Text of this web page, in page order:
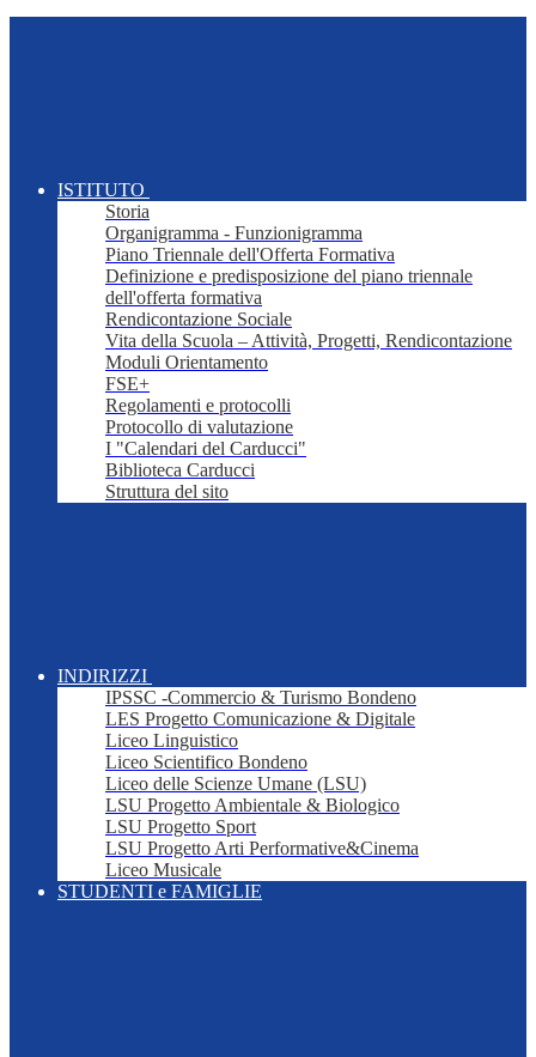
ISTITUTO
Storia
Organigramma - Funzionigramma
Piano Triennale dell'Offerta Formativa
Definizione e predisposizione del piano triennale
dell'offerta formativa
Rendicontazione Sociale
Vita della Scuola – Attività, Progetti, Rendicontazione
Moduli Orientamento
FSE+
Regolamenti e protocolli
Protocollo di valutazione
I "Calendari del Carducci"
Biblioteca Carducci
Struttura del sito
INDIRIZZI
IPSSC -Commercio & Turismo Bondeno
LES Progetto Comunicazione & Digitale
Liceo Linguistico
Liceo Scientifico Bondeno
Liceo delle Scienze Umane (LSU)
LSU Progetto Ambientale & Biologico
LSU Progetto Sport
LSU Progetto Arti Performative&Cinema
Liceo Musicale
STUDENTI e FAMIGLIE